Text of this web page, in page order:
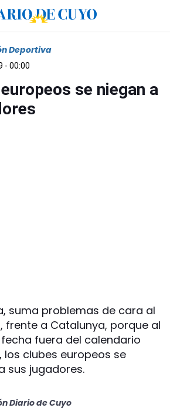
Deportiva
- 00:00
se niegan a
suma problemas de cara al
frente a Catalunya, porque al
fuera del calendario
los clubes europeos se
sus jugadores.
Diario de Cuyo